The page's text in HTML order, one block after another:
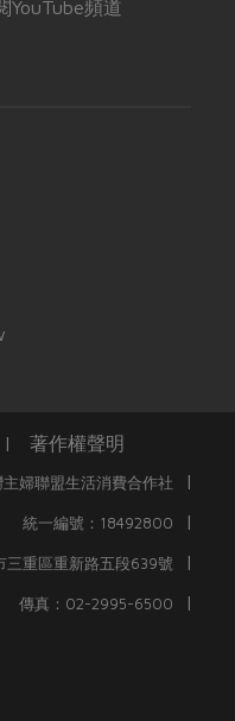
YouTube頻道
著作權聲明
婦聯盟生活消費合作社 |
統一編號：18492800 |
三重區重新路五段639號 |
傳真：02-2995-6500 |